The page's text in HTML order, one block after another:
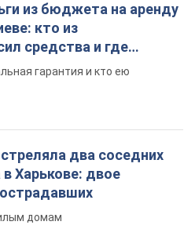
из бюджета на аренду
кто из
средства и где
гарантия и кто ею
два соседних
Харькове: двое
домам